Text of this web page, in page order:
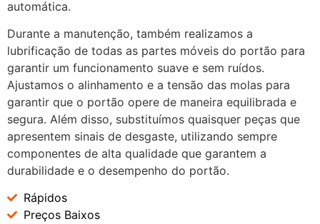
automática.
Durante a manutenção, também realizamos a
lubrificação de todas as partes móveis do portão para
garantir um funcionamento suave e sem ruídos.
Ajustamos o alinhamento e a tensão das molas para
garantir que o portão opere de maneira equilibrada e
segura. Além disso, substituímos quaisquer peças que
apresentem sinais de desgaste, utilizando sempre
componentes de alta qualidade que garantem a
durabilidade e o desempenho do portão.
Rápidos
Preços Baixos